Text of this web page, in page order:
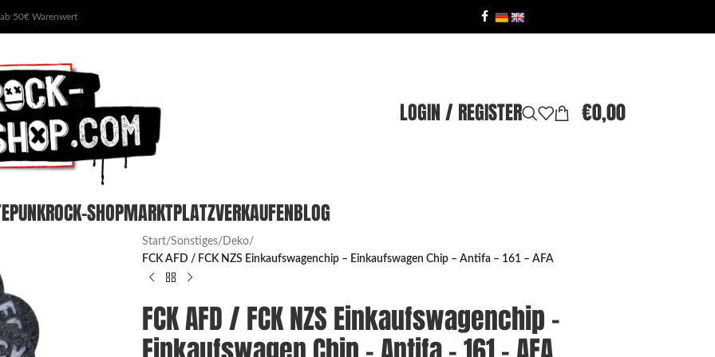
50€ Warenwert
LOGIN / REGISTER €0,00
PUNKROCK-SHOPMARKTPLATZVERKAUFENBLOG
Start/Sonstiges/ Deko/
FCK AFD / FCK NZS Einkaufswagenchip – Einkaufswagen Chip – Antifa – 161 – AFA
FCK AFD / FCK NZS Einkaufswagenchip –